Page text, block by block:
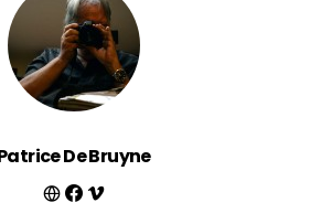
De Bruyne